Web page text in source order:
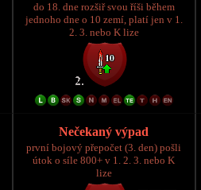
do 18. dne rozšiř svou říši během
jednoho dne o 10 zemí, platí jen v 1.
2. 3. nebo K lize
Nečekaný výpad
první bojový přepočet (3. den) pošli
útok o síle 800+ v 1. 2. 3. nebo K
lize